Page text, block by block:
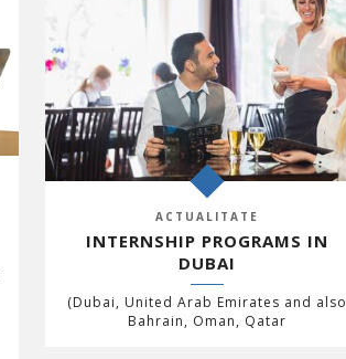
ACTUALITATE
INTERNSHIP PROGRAMS IN
DUBAI
(Dubai, United Arab Emirates and also
Bahrain, Oman, Qatar